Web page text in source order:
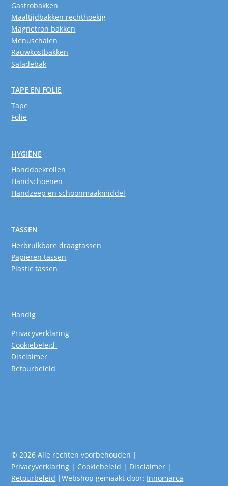
Gastrobakken
Maaltijdbakken rechthoekig
Magnetron bakken
Menuschalen
Rauwkostbakken
Saladebak
TAPE EN FOLIE
Tape
Folie
HYGIËNE
Handdoekrollen
Handschoenen
Handzeep en schoonmaakmiddel
TASSEN
Herbruikbare draagtassen
Papieren tassen
Plastic tassen
Handig
Privacyverklaring
Cookiebeleid
Disclaimer
Retourbeleid
© 2026 Alle rechten voorbehouden |
Privacyverklaring | Cookiebeleid | Disclaimer |
Retourbeleid |Webshop gemaakt door: Innomarca